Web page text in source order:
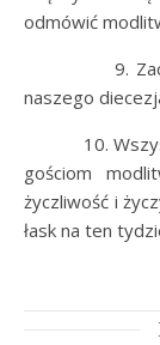
odmówić
9.
naszego
10.
gościom
życzliwość i
łask na ten